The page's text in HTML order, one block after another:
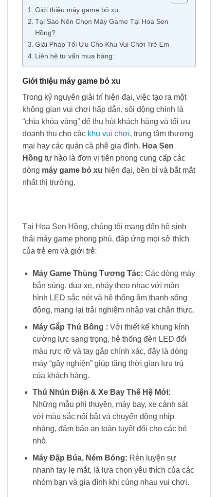
Giới thiệu máy game bỏ xu
Tại Sao Nên Chọn Máy Game Tại Hoa Sen
Hồng?
Giải Pháp Tối Ưu Cho Khu Vui Chơi Trẻ Em
Liên hệ tư vấn mua hàng:
Giới thiệu máy game bỏ xu
Trong kỷ nguyên giải trí hiện đại, việc tạo ra một
không gian vui chơi hấp dẫn, sôi động chính là
“chìa khóa vàng” để thu hút khách hàng và tối ưu
doanh thu cho các khu vui chơi, trung tâm thương
mại hay các quán cà phê gia đình. Hoa Sen
Hồng tự hào là đơn vị tiên phong cung cấp các
dòng máy game bỏ xu hiện đại, bền bỉ và bắt mắt
nhất thị trường.
Tại Hoa Sen Hồng, chúng tôi mang đến hệ sinh
thái máy game phong phú, đáp ứng mọi sở thích
của trẻ em và giới trẻ:
Máy Game Thùng Tương Tác: Các dòng máy
bắn súng, đua xe, nhảy theo nhạc với màn
hình LED sắc nét và hệ thống âm thanh sống
động, mang lại trải nghiệm nhập vai chân thực.
Máy Gắp Thú Bông : Với thiết kế khung kính
cường lực sang trọng, hệ thống đèn LED đổi
màu rực rỡ và tay gắp chính xác, đây là dòng
máy “gây nghiện” giúp tăng thời gian lưu trú
của khách hàng.
Thú Nhún Điện & Xe Bay Thế Hệ Mới:
Những mẫu phi thuyền, máy bay, xe cảnh sát
với màu sắc nổi bật và chuyển động nhịp
nhàng, đảm bảo an toàn tuyệt đối cho các bé
nhỏ.
Máy Đập Búa, Ném Bóng: Rèn luyện sự
nhanh tay lẹ mắt, là lựa chọn yêu thích của các
nhóm bạn và gia đình khi cùng nhau vui chơi.